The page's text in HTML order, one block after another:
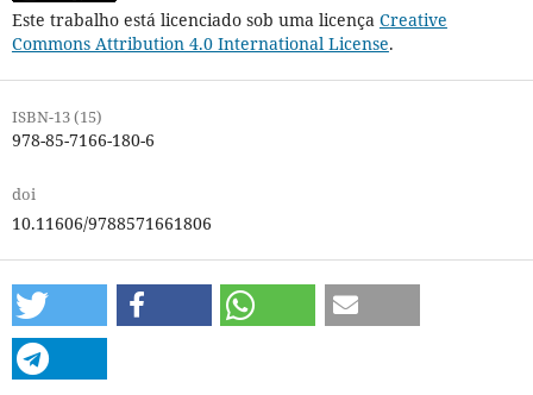
Este trabalho está licenciado sob uma licença Creative
Commons Attribution 4.0 International License.
ISBN-13 (15)
978-85-7166-180-6
doi
10.11606/9788571661806